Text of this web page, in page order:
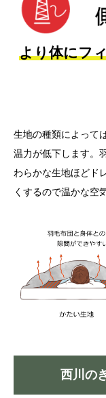
より体にフ
生地の種類によって
温力が低下します。
わらかな生地ほどド
くするので温かな空
西川の